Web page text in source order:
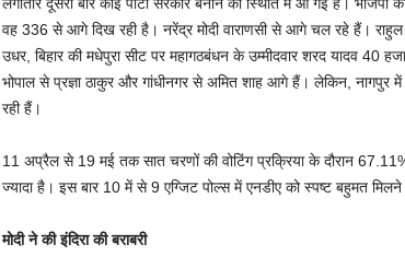
वह 336 से आगे दिख रही है। नरेंद्र मोदी वाराणसी से आगे चल रहे हैं। राहुल
उधर, बिहार की मधेपुरा सीट पर महागठबंधन के उम्मीदवार शरद यादव 40
भोपाल से प्रज्ञा ठाकुर और गांधीनगर से अमित शाह आगे हैं। लेकिन, नागपुर
रही हैं।
11 अप्रैल से 19 मई तक सात चरणों की वोटिंग प्रक्रिया के दौरान
ज्यादा है। इस बार 10 में से 9 एग्जिट पोल्स में एनडीए को स्पष्ट बहुमत
मोदी ने की इंदिरा की बराबरी